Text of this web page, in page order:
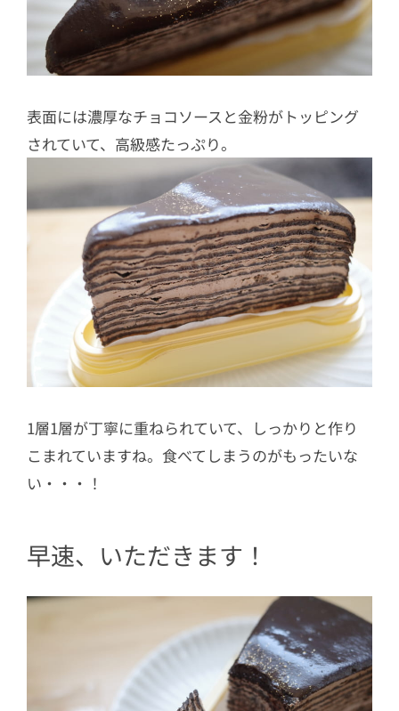
表面には濃厚なチョコソースと金粉がトッピング
されていて、高級感たっぷり。
1層1層が丁寧に重ねられていて、しっかりと作り
こまれていますね。食べてしまうのがもったいな
い・・・！
早速、いただきます！